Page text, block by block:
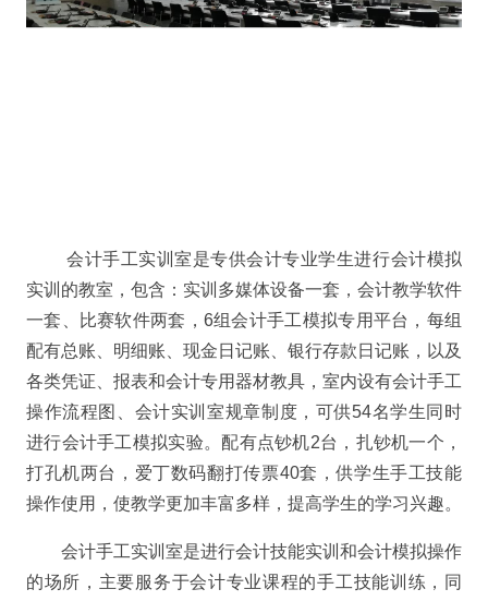
会计手工实训室是专供会计专业学生进行会计模拟
实训的教室，包含： 实训多媒体设备一套，会计教学软件
一套、比赛软件两套， 6组会计手工模拟专用平台，每组
配有总账、明细账、现金日记账、银行存款日记账，以及
各类凭证、报表和会计专用器材教具 ，室内设有会计手工
操作流程图、会计实训室规章制度，可供54名学生同时
进行会计手工模拟实验。 配有点钞机2台，扎钞机一个，
打孔机两台，爱丁数码翻打传票40套，供学生手工技能
操作使用，使教学更加丰富多样，提高学生的学习兴趣。
会计手工实训室是进行会计技能实训和会计模拟操作
的场所，主要服务于会计专业课程的手工技能训练，同